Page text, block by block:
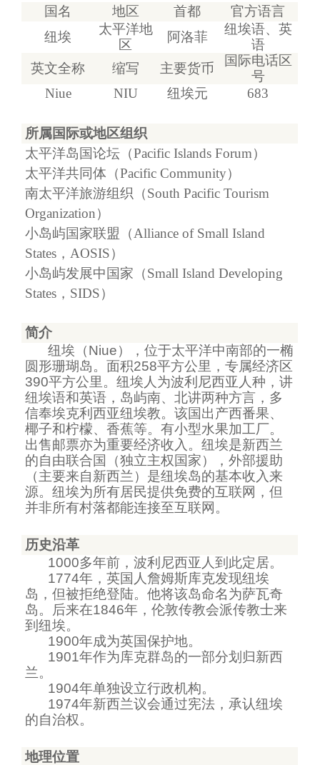
国名 地区 首都
官方语言
纽埃
太平洋地
区
阿洛菲
纽埃语、英
语
英文全称
缩写 主要货币
国际电话区
号
Niue
NIU 纽埃元 683
所属国际或地区组织
太平洋岛国论坛（Pacific Islands Forum）
太平洋共同体（Pacific Community）
南太平洋旅游组织（South Pacific Tourism
Organization）
小岛屿国家联盟（ Alliance of Small Island
States ， AOSIS）
小岛屿发展中国家（Small Island Developing
States ， SIDS）
简介
纽埃（Niue），位于太平洋中南部的一椭
圆形珊瑚岛。面积258平方公里，专属经济区
390平方公里。纽埃人为波利尼西亚人种，讲
纽埃语和英语，岛屿南、北讲两种方言，多
信奉埃克利西亚纽埃教。该国出产西番果、
椰子和柠檬、香蕉等。有小型水果加工厂。
出售邮票亦为重要经济收入。纽埃是新西兰
的自由联合国（独立主权国家），外部援助
（主要来自新西兰）是纽埃岛的基本收入来
源。纽埃为所有居民提供免费的互联网，但
并非所有村落都能连接至互联网。
历史沿革
1000多年前，波利尼西亚人到此定居。
1774年，英国人詹姆斯库克发现纽埃
岛，但被拒绝登陆。他将该岛命名为萨瓦奇
岛。后来在1846年，伦敦传教会派传教士来
到纽埃。
1900年成为英国保护地。
1901年作为库克群岛的一部分划归新西
兰。
1904年单独设立行政机构。
1974年新西兰议会通过宪法，承认纽埃
的自治权。
地理位置